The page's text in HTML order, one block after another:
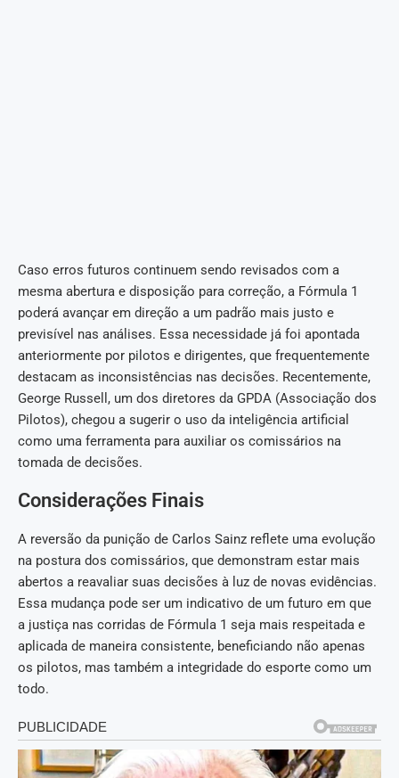
Caso erros futuros continuem sendo revisados com a
mesma abertura e disposição para correção, a Fórmula 1
poderá avançar em direção a um padrão mais justo e
previsível nas análises. Essa necessidade já foi apontada
anteriormente por pilotos e dirigentes, que frequentemente
destacam as inconsistências nas decisões. Recentemente,
George Russell, um dos diretores da GPDA (Associação dos
Pilotos), chegou a sugerir o uso da inteligência artificial
como uma ferramenta para auxiliar os comissários na
tomada de decisões.
Considerações Finais
A reversão da punição de Carlos Sainz reflete uma evolução
na postura dos comissários, que demonstram estar mais
abertos a reavaliar suas decisões à luz de novas evidências.
Essa mudança pode ser um indicativo de um futuro em que
a justiça nas corridas de Fórmula 1 seja mais respeitada e
aplicada de maneira consistente, beneficiando não apenas
os pilotos, mas também a integridade do esporte como um
todo.